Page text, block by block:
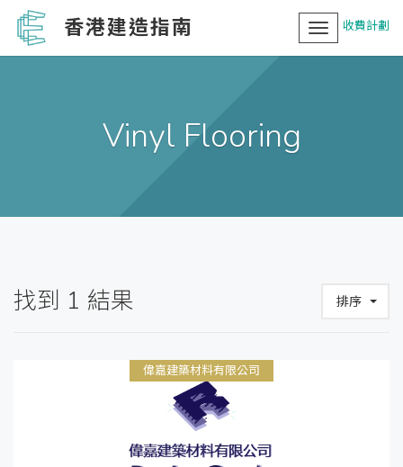
香港建造指南 收費計劃
Toggle
navigation
Vinyl Flooring
找到 1 結果 排序
偉嘉建築材料有限公司